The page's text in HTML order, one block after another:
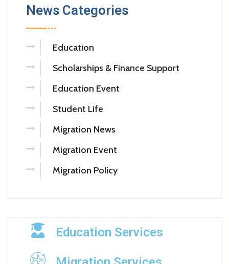
News Categories
Education
Scholarships & Finance Support
Education Event
Student Life
Migration News
Migration Event
Migration Policy
Education Services